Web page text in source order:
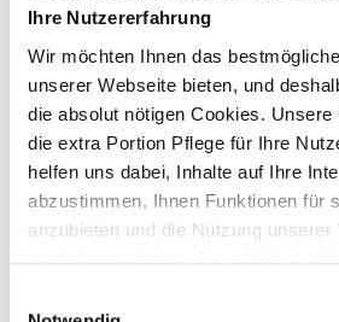
Ihre Nutzererfahrung
Wir möchten Ihnen das
unserer Webseite bieten, und
die absolut nötigen Cookies.
die extra Portion Pflege für Ihre
helfen uns dabei, Inhalte auf Ihre
abzustimmen, Ihnen Funktionen für
anzubieten und die Nutzung unserer
unterstützen uns dabei, unsere
ohne UV-Belastung empfehlen wir
unseren Basispflege-Produkten unseren
Bräunungsreaktion findet nur in der
statt und hält ca. 1 – 3 Tage.